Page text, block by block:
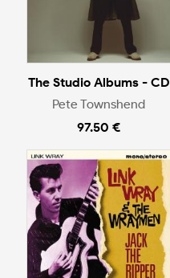
The Studio Albums - CD
Pete Townshend
97.50 €